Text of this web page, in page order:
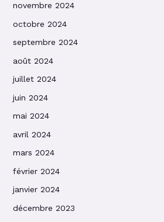
novembre 2024
octobre 2024
septembre 2024
août 2024
juillet 2024
juin 2024
mai 2024
avril 2024
mars 2024
février 2024
janvier 2024
décembre 2023